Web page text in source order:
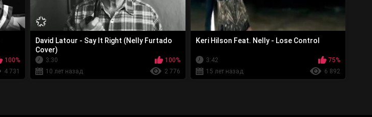
100%
4 731
David Latour - Say It Right (Nelly Furtado
Cover)
3:30
100%
10 лет назад
2 776
Keri Hilson Feat. Nelly - Lose Control
3:42
75%
15 лет назад
6 892